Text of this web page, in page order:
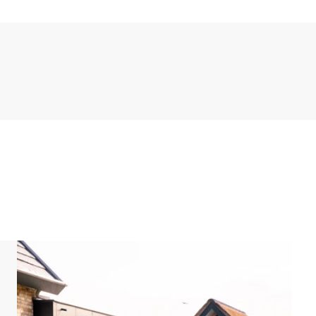
jardín parcialmente independiente con una gran
individuales y baño en suite con ducha y
ducha, un gran mueble de lavabo e inodoro.
que dispone de una confortable zona de estar.
tu estancia. Además, junto a la vivienda